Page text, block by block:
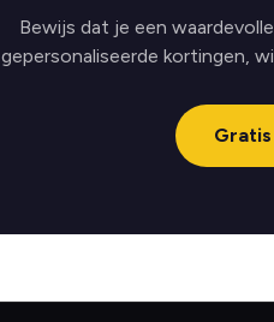
Bewijs dat je een
gepersonaliseerde kortingen,